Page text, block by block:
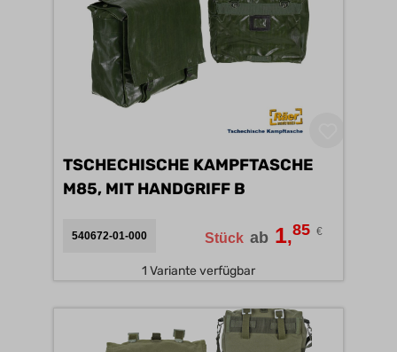
TSCHECHISCHE KAMPFTASCHE
M85, MIT HANDGRIFF B
540672-01-000 Stück ab 1,85 €
1 Variante verfügbar